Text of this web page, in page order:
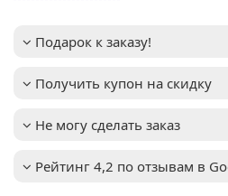
Зимостойкость:
Важное описание
Подарок к заказу!
Получить купон на скидку
Не могу сделать заказ
Рейтинг 4,2 по отзывам в